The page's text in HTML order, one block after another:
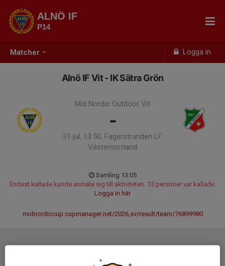
Matcher Logga in
ALNÖ IF
P14
Alnö IF Vit - IK Sätra Grön
Mid Nordic Outdoor Vit
-
31 jul, 13:50, Fagerstranden LF
Västernorrland
Samling 13:05
Endast kallade kunde anmäla sig till aktiviteten. 13 personer var kallade.
Logga in här
midnordiccup.cupmanager.net/2026,sv/result/team/76899980